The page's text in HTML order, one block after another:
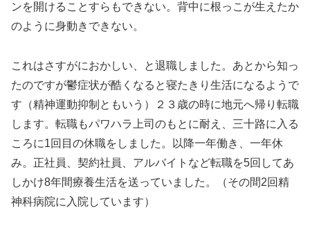
ンを開けることすらもできない。背中に根っこが生えたか
のように身動きできない。
これはさすがにおかしい、と退職しました。あとから知っ
たのですが鬱症状が酷くなると寝たきり生活になるようで
す（精神運動抑制ともいう）２３歳の時に地元へ帰り転職
します。転職もパワハラ上司のもとに耐え、三十路に入る
ころに1回目の休職をしました。以降一年働き、一年休
み。正社員、契約社員、アルバイトなど転職を5回してあ
しかけ8年間療養生活を送っていました。（その間2回精
神科病院に入院しています）